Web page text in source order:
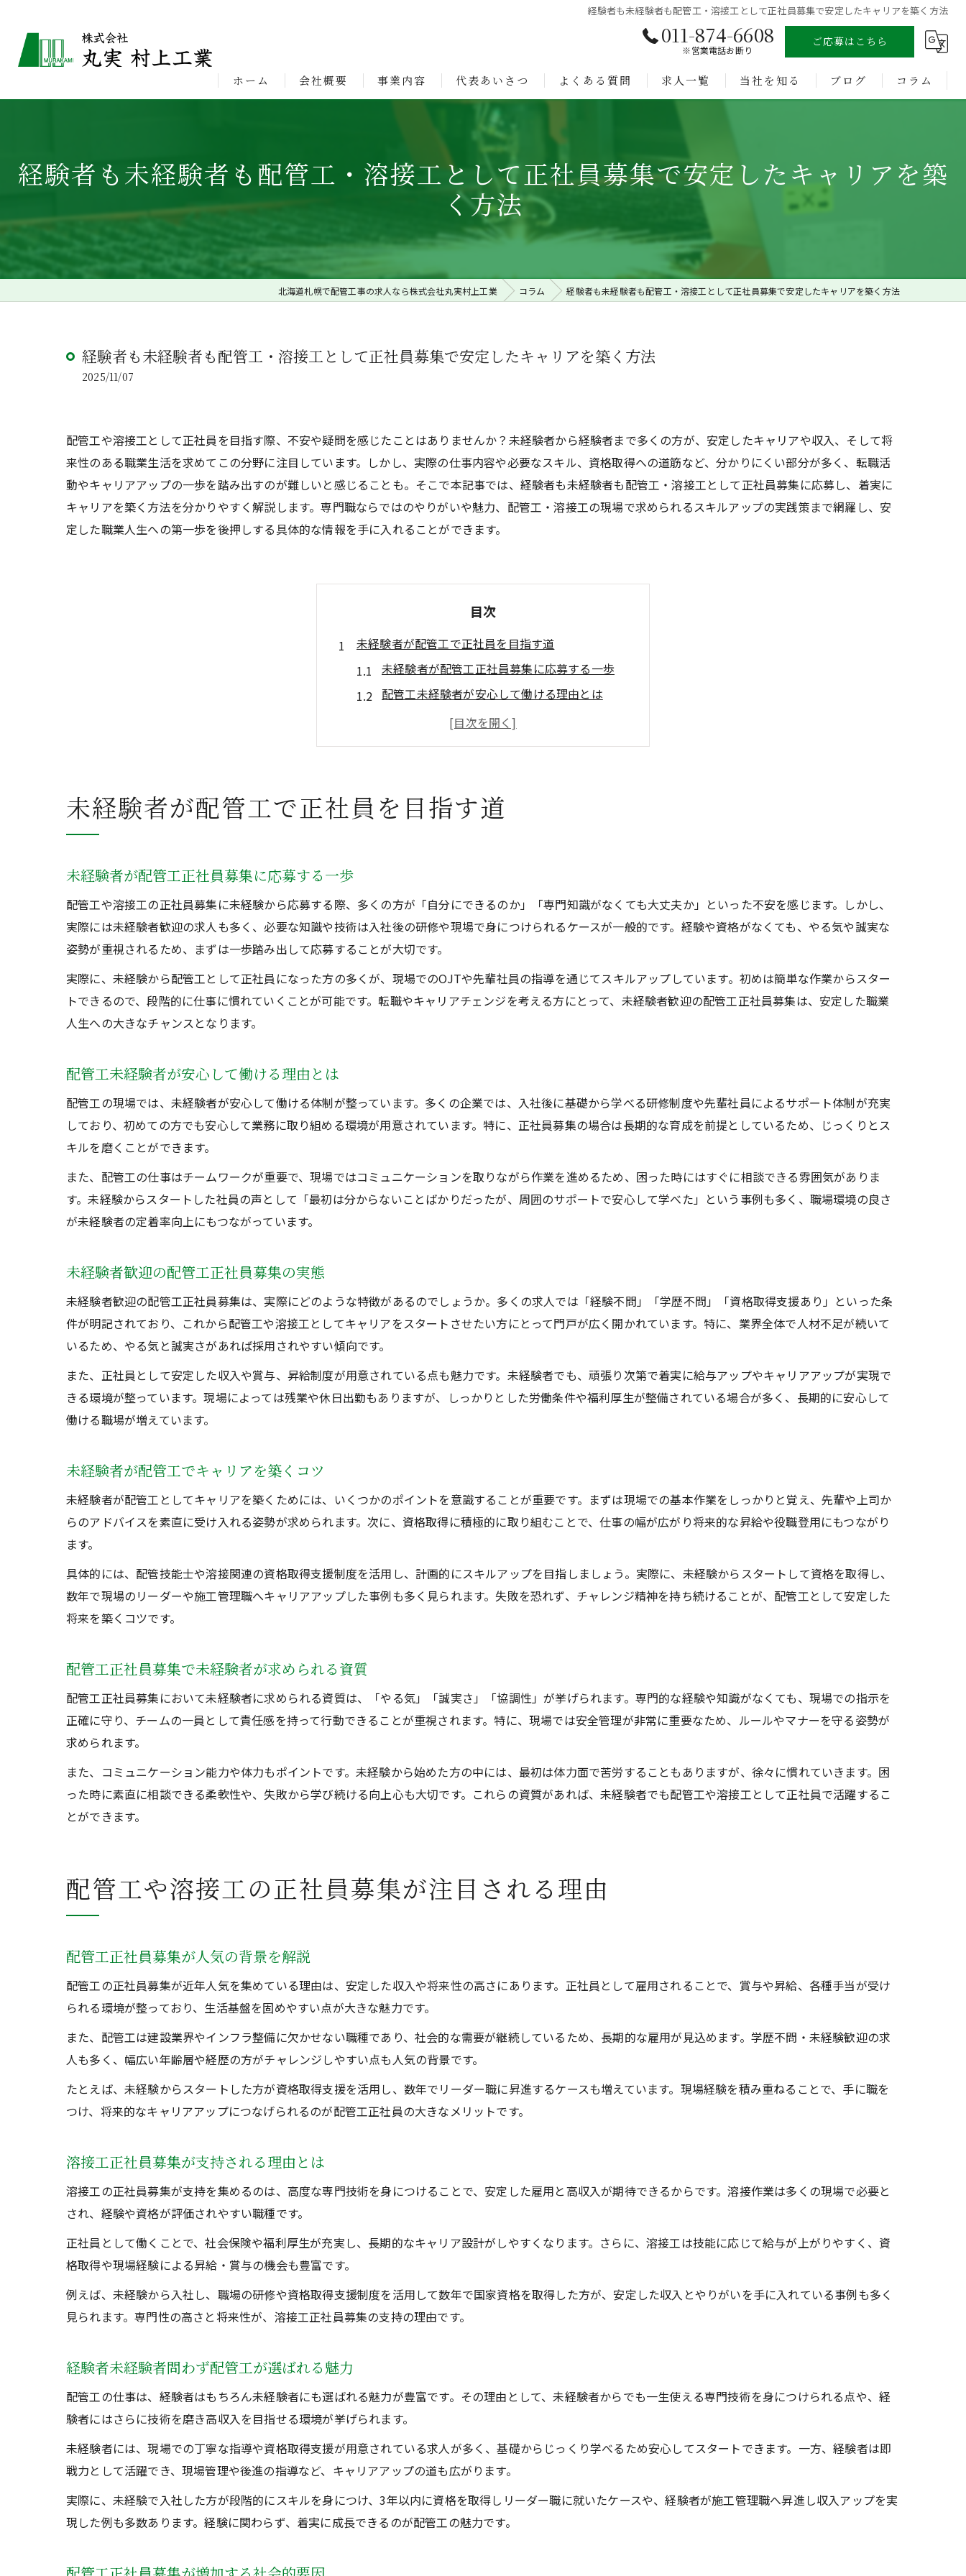
経験者も未経験者も配管工・溶接工として正社員募集で安定したキャリアを築く方法
011-874-6608
※営業電話お断り
ご応募はこちら
ホーム 会社概要 事業内容 代表あいさつ よくある質問 求人一覧 当社を知る
未経験
ブログ コラム
経験者も未経験者も配管工・溶接工として正社員募集で安定したキャリアを築
く方法
北海道札幌で配管工事の求人なら株式会社丸実村上工業 コラム 経験者も未経験者も配管工・溶接工として正社員募集で安定したキャリアを築く方法
経験者も未経験者も配管工・溶接工として正社員募集で安定したキャリアを築く方法
2025/11/07
配管工や溶接工として正社員を目指す際、不安や疑問を感じたことはありませんか？未経験者から経験者まで多くの方が、安定したキャリアや収入、そして将
来性のある職業生活を求めてこの分野に注目しています。しかし、実際の仕事内容や必要なスキル、資格取得への道筋など、分かりにくい部分が多く、転職活
動やキャリアアップの一歩を踏み出すのが難しいと感じることも。そこで本記事では、経験者も未経験者も配管工・溶接工として正社員募集に応募し、着実に
キャリアを築く方法を分かりやすく解説します。専門職ならではのやりがいや魅力、配管工・溶接工の現場で求められるスキルアップの実践策まで網羅し、安
定した職業人生への第一歩を後押しする具体的な情報を手に入れることができます。
目次
未経験者が配管工で正社員を目指す道
未経験者が配管工正社員募集に応募する一歩
配管工未経験者が安心して働ける理由とは
未経験者歓迎の配管工正社員募集の実態
未経験者が配管工でキャリアを築くコツ
配管工や溶接工の正社員募集が注目される理由
配管工正社員募集が人気の背景を解説
配管工正社員募集が増加する社会的要因
溶接工正社員募集で注目される安定性
経験者として配管工でキャリア形成する秘訣
経験者が配管工正社員で活躍するための工夫
配管工経験者が転職で重視すべきポイント
安定した収入を得る配管工の働き方ガイド
配管工正社員が安定収入を得る働き方とは
配管工正社員募集で生活が安定する仕組み
溶接工として収入アップを実現する方法
溶接工正社員として安定した未来を築く
経験者未経験者ともに配管工は将来性抜群
配管工正社員が選ばれる理由と今後の展望
スキルアップで広がる配管工正社員の未来
溶接工の正社員募集でスキルアップを実現
配管工溶接工正社員募集の魅力と学び方
スキルアップ志向の溶接工正社員募集活用術
未経験者が配管工で正社員を目指す道
未経験者が配管工正社員募集に応募する一歩
配管工や溶接工の正社員募集に未経験から応募する際、多くの方が「自分にできるのか」「専門知識がなくても大丈夫か」といった不安を感じます。しかし、
実際には未経験者歓迎の求人も多く、必要な知識や技術は入社後の研修や現場で身につけられるケースが一般的です。経験や資格がなくても、やる気や誠実な
姿勢が重視されるため、まずは一歩踏み出して応募することが大切です。
実際に、未経験から配管工として正社員になった方の多くが、現場でのOJTや先輩社員の指導を通じてスキルアップしています。初めは簡単な作業からスター
トできるので、段階的に仕事に慣れていくことが可能です。転職やキャリアチェンジを考える方にとって、未経験者歓迎の配管工正社員募集は、安定した職業
人生への大きなチャンスとなります。
配管工未経験者が安心して働ける理由とは
配管工の現場では、未経験者が安心して働ける体制が整っています。多くの企業では、入社後に基礎から学べる研修制度や先輩社員によるサポート体制が充実
しており、初めての方でも安心して業務に取り組める環境が用意されています。特に、正社員募集の場合は長期的な育成を前提としているため、じっくりとス
キルを磨くことができます。
また、配管工の仕事はチームワークが重要で、現場ではコミュニケーションを取りながら作業を進めるため、困った時にはすぐに相談できる雰囲気がありま
す。未経験からスタートした社員の声として「最初は分からないことばかりだったが、周囲のサポートで安心して学べた」という事例も多く、職場環境の良さ
が未経験者の定着率向上にもつながっています。
未経験者歓迎の配管工正社員募集の実態
未経験者歓迎の配管工正社員募集は、実際にどのような特徴があるのでしょうか。多くの求人では「経験不問」「学歴不問」「資格取得支援あり」といった条
件が明記されており、これから配管工や溶接工としてキャリアをスタートさせたい方にとって門戸が広く開かれています。特に、業界全体で人材不足が続いて
いるため、やる気と誠実さがあれば採用されやすい傾向です。
また、正社員として安定した収入や賞与、昇給制度が用意されている点も魅力です。未経験者でも、頑張り次第で着実に給与アップやキャリアアップが実現で
きる環境が整っています。現場によっては残業や休日出勤もありますが、しっかりとした労働条件や福利厚生が整備されている場合が多く、長期的に安心して
働ける職場が増えています。
未経験者が配管工でキャリアを築くコツ
未経験者が配管工としてキャリアを築くためには、いくつかのポイントを意識することが重要です。まずは現場での基本作業をしっかりと覚え、先輩や上司か
らのアドバイスを素直に受け入れる姿勢が求められます。次に、資格取得に積極的に取り組むことで、仕事の幅が広がり将来的な昇給や役職登用にもつながり
ます。
具体的には、配管技能士や溶接関連の資格取得支援制度を活用し、計画的にスキルアップを目指しましょう。実際に、未経験からスタートして資格を取得し、
数年で現場のリーダーや施工管理職へキャリアアップした事例も多く見られます。失敗を恐れず、チャレンジ精神を持ち続けることが、配管工として安定した
将来を築くコツです。
配管工正社員募集で未経験者が求められる資質
配管工正社員募集において未経験者に求められる資質は、「やる気」「誠実さ」「協調性」が挙げられます。専門的な経験や知識がなくても、現場での指示を
正確に守り、チームの一員として責任感を持って行動できることが重視されます。特に、現場では安全管理が非常に重要なため、ルールやマナーを守る姿勢が
求められます。
また、コミュニケーション能力や体力もポイントです。未経験から始めた方の中には、最初は体力面で苦労することもありますが、徐々に慣れていきます。困
った時に素直に相談できる柔軟性や、失敗から学び続ける向上心も大切です。これらの資質があれば、未経験者でも配管工や溶接工として正社員で活躍するこ
とができます。
配管工や溶接工の正社員募集が注目される理由
配管工正社員募集が人気の背景を解説
配管工の正社員募集が近年人気を集めている理由は、安定した収入や将来性の高さにあります。正社員として雇用されることで、賞与や昇給、各種手当が受け
られる環境が整っており、生活基盤を固めやすい点が大きな魅力です。
また、配管工は建設業界やインフラ整備に欠かせない職種であり、社会的な需要が継続しているため、長期的な雇用が見込めます。学歴不問・未経験歓迎の求
人も多く、幅広い年齢層や経歴の方がチャレンジしやすい点も人気の背景です。
たとえば、未経験からスタートした方が資格取得支援を活用し、数年でリーダー職に昇進するケースも増えています。現場経験を積み重ねることで、手に職を
つけ、将来的なキャリアアップにつなげられるのが配管工正社員の大きなメリットです。
溶接工正社員募集が支持される理由とは
溶接工の正社員募集が支持を集めるのは、高度な専門技術を身につけることで、安定した雇用と高収入が期待できるからです。溶接作業は多くの現場で必要と
され、経験や資格が評価されやすい職種です。
正社員として働くことで、社会保険や福利厚生が充実し、長期的なキャリア設計がしやすくなります。さらに、溶接工は技能に応じて給与が上がりやすく、資
格取得や現場経験による昇給・賞与の機会も豊富です。
例えば、未経験から入社し、職場の研修や資格取得支援制度を活用して数年で国家資格を取得した方が、安定した収入とやりがいを手に入れている事例も多く
見られます。専門性の高さと将来性が、溶接工正社員募集の支持の理由です。
経験者未経験者問わず配管工が選ばれる魅力
配管工の仕事は、経験者はもちろん未経験者にも選ばれる魅力が豊富です。その理由として、未経験者からでも一生使える専門技術を身につけられる点や、経
験者にはさらに技術を磨き高収入を目指せる環境が挙げられます。
未経験者には、現場での丁寧な指導や資格取得支援が用意されている求人が多く、基礎からじっくり学べるため安心してスタートできます。一方、経験者は即
戦力として活躍でき、現場管理や後進の指導など、キャリアアップの道も広がります。
実際に、未経験で入社した方が段階的にスキルを身につけ、3年以内に資格を取得しリーダー職に就いたケースや、経験者が施工管理職へ昇進し収入アップを実
現した例も多数あります。経験に関わらず、着実に成長できるのが配管工の魅力です。